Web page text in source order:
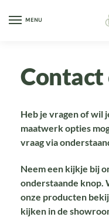
MENU
Contact
Heb je vragen of wil
maatwerk opties
vraag via
Neem een kijkje bij
onderstaande knop.
onze producten
kijken in de